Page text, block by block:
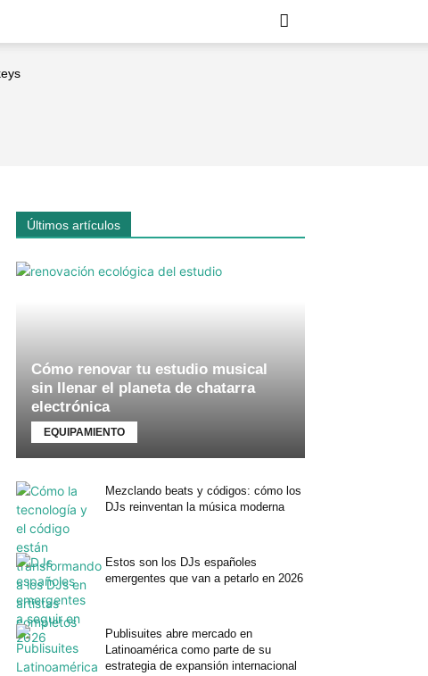
Últimos artículos
Cómo renovar tu estudio musical
sin llenar el planeta de chatarra
electrónica
EQUIPAMIENTO
Mezclando beats y códigos: cómo los
DJs reinventan la música moderna
Estos son los DJs españoles
emergentes que van a petarlo en 2026
Publisuites abre mercado en
Latinoamérica como parte de su
estrategia de expansión internacional